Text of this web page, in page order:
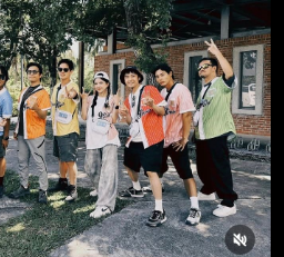
內容簡述│史上最餓劣
要擺脫餓名，就必須無
為首，我要活下去 │ 錄
持人│孫協志、王仁甫、許
│陳為民、林鶴軒、各務孝
、一粒 感謝cj6u40大幫忙設